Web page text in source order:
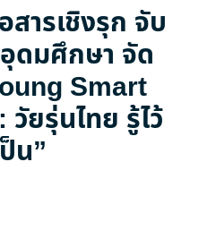
ารเชิงรุก จับ
ดมศึกษา จัด
Smart
ยรุ่นไทย รู้ไว้
น”